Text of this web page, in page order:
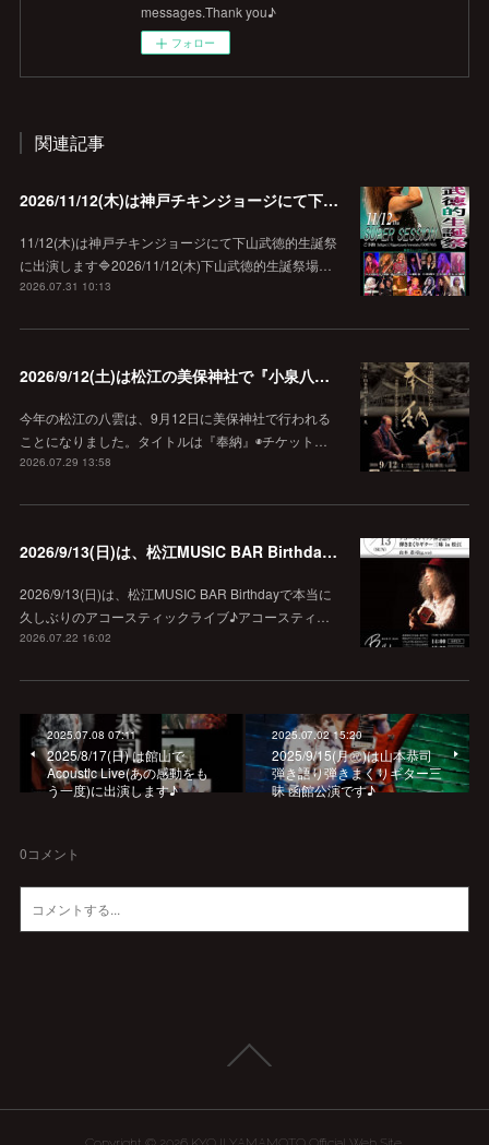
messages.Thank you♪
フォロー
関連記事
2026/11/12(木)は神戸チキンジョージにて下山武徳的生誕祭に出演します♪
11/12(木)は神戸チキンジョージにて下山武徳的生誕祭
に出演します🔷2026/11/12(木)下山武徳的生誕祭場…
2026.07.31 10:13
2026/9/12(土)は松江の美保神社で『小泉八雲朗読のしらべ』
今年の松江の八雲は、9月12日に美保神社で行われる
ことになりました。タイトルは『奉納』◉チケット…
2026.07.29 13:58
2026/9/13(日)は、松江MUSIC BAR Birthdayでアコースティック弾き語り弾きまくりギター三昧♪
2026/9/13(日)は、松江MUSIC BAR Birthdayで本当に
久しぶりのアコースティックライブ♪アコースティ…
2026.07.22 16:02
2025.07.08 07:11
2025/8/17(日) は館山で
Acoustic Live(あの感動をも
う一度)に出演します♪
2025.07.02 15:20
2025/9/15(月㊗️)は山本恭司
弾き語り弾きまくりギター三
昧 函館公演です♪
0コメント